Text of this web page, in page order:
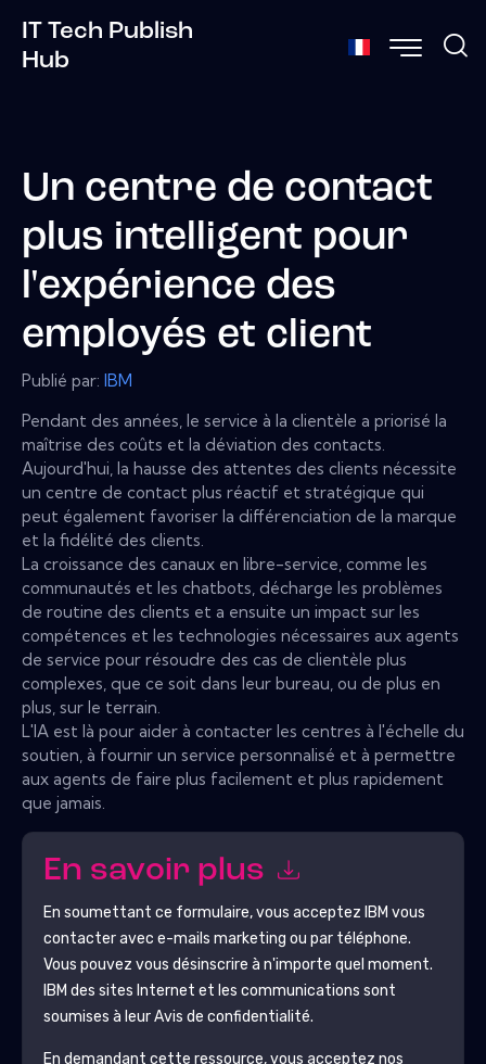
IT Tech Publish
Hub
Un centre de contact
plus intelligent pour
l'expérience des
employés et client
Publié par: IBM
Pendant des années, le service à la clientèle a priorisé la
maîtrise des coûts et la déviation des contacts.
Aujourd'hui, la hausse des attentes des clients nécessite
un centre de contact plus réactif et stratégique qui
peut également favoriser la différenciation de la marque
et la fidélité des clients.
La croissance des canaux en libre-service, comme les
communautés et les chatbots, décharge les problèmes
de routine des clients et a ensuite un impact sur les
compétences et les technologies nécessaires aux agents
de service pour résoudre des cas de clientèle plus
complexes, que ce soit dans leur bureau, ou de plus en
plus, sur le terrain.
L'IA est là pour aider à contacter les centres à l'échelle du
soutien, à fournir un service personnalisé et à permettre
aux agents de faire plus facilement et plus rapidement
que jamais.
En savoir plus
En soumettant ce formulaire, vous acceptez IBM vous
contacter avec e-mails marketing ou par téléphone.
Vous pouvez vous désinscrire à n'importe quel moment.
IBM des sites Internet et les communications sont
soumises à leur Avis de confidentialité.
En demandant cette ressource, vous acceptez nos